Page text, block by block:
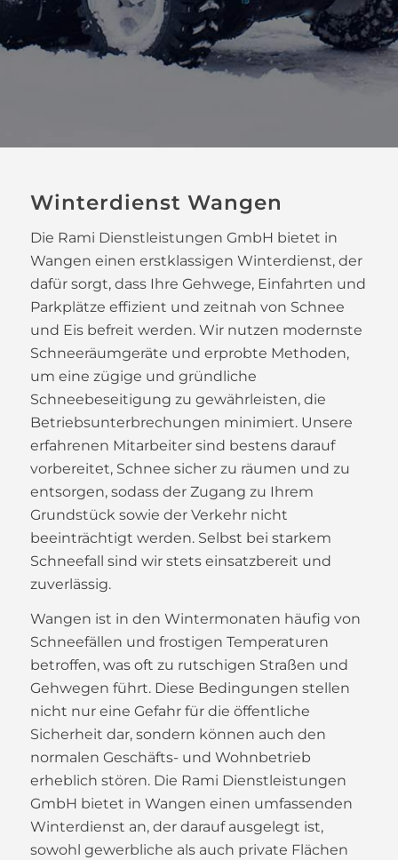
Winterdienst Wangen
Die Rami Dienstleistungen GmbH bietet in
Wangen einen erstklassigen Winterdienst, der
dafür sorgt, dass Ihre Gehwege, Einfahrten und
Parkplätze effizient und zeitnah von Schnee
und Eis befreit werden. Wir nutzen modernste
Schneeräumgeräte und erprobte Methoden,
um eine zügige und gründliche
Schneebeseitigung zu gewährleisten, die
Betriebsunterbrechungen minimiert. Unsere
erfahrenen Mitarbeiter sind bestens darauf
vorbereitet, Schnee sicher zu räumen und zu
entsorgen, sodass der Zugang zu Ihrem
Grundstück sowie der Verkehr nicht
beeinträchtigt werden. Selbst bei starkem
Schneefall sind wir stets einsatzbereit und
zuverlässig.
Wangen ist in den Wintermonaten häufig von
Schneefällen und frostigen Temperaturen
betroffen, was oft zu rutschigen Straßen und
Gehwegen führt. Diese Bedingungen stellen
nicht nur eine Gefahr für die öffentliche
Sicherheit dar, sondern können auch den
normalen Geschäfts- und Wohnbetrieb
erheblich stören. Die Rami Dienstleistungen
GmbH bietet in Wangen einen umfassenden
Winterdienst an, der darauf ausgelegt ist,
sowohl gewerbliche als auch private Flächen